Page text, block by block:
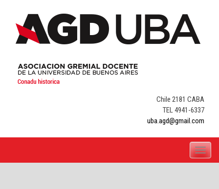
content
Chile 2181 CABA
TEL 4941-6337
uba.agd@gmail.com
Toggle